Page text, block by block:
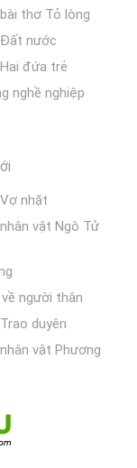
thơ Tỏ lòng
nước
đứa trẻ
nghề nghiệp
nhặt
vật Ngô Tử
người thân
duyên
vật Phương